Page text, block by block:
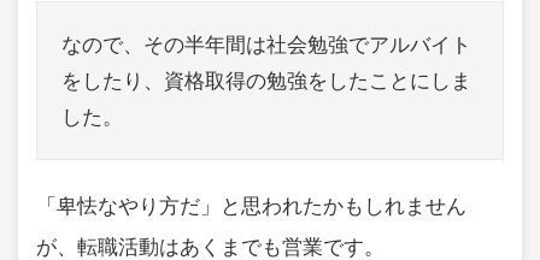
なので、その半年間は社会勉強でアルバイト
をしたり、資格取得の勉強をしたことにしま
した。
「卑怯なやり方だ」と思われたかもしれません
が、転職活動はあくまでも営業です。